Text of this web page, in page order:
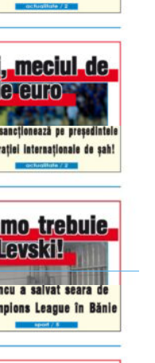
9.00 - 17.00